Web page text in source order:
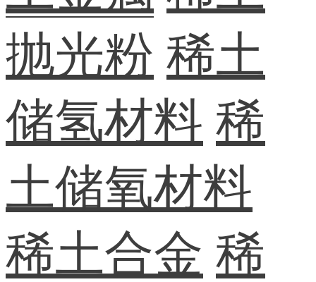
抛光粉 稀土
储氢材料 稀
土储氧材料
稀土合金 稀